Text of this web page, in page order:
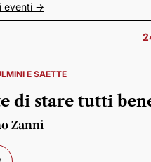
eventi ->
E SAETTE
di stare tutti
Zanni